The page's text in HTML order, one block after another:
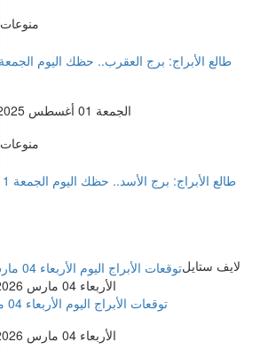
منوعات
الجمعة 01 أغسطس 2025 12:42 صباحاً
منوعات
لايف ستايل
الأربعاء 04 مارس 2026 12:10 مساءً
توقعات الأبراج اليوم الأربعاء 04 مارس / أذار 2026
الأربعاء 04 مارس 2026 12:10 مساءً